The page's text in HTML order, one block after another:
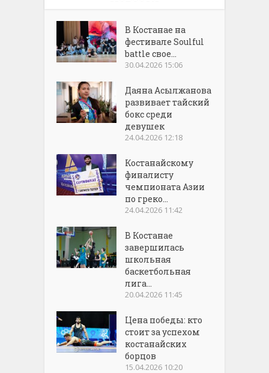
В Костанае на
фестивале Soulful
battle свое...
30.04.2026 15:06
Даяна Асылжанова
развивает тайский
бокс среди
девушек
24.04.2026 12:18
Костанайскому
финалисту
чемпионата Азии
по греко...
24.04.2026 11:42
В Костанае
завершилась
школьная
баскетбольная
лига...
20.04.2026 11:45
Цена победы: кто
стоит за успехом
костанайских
борцов
15.04.2026 10:20